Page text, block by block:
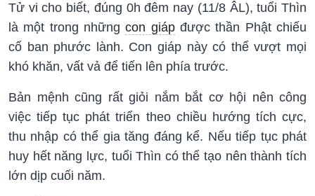
Tử vi cho biết, đúng 0h đêm nay (11/8 ÂL), tuổi Thìn
là một trong nhữngcon giápđược thần Phật chiếu
cố ban phước lành. Con giáp này có thể vượt mọi
khó khăn, vất vả để tiến lên phía trước.
Bản mệnh cũng rất giỏi nắm bắt cơ hội nên công
việc tiếp tục phát triển theo chiều hướng tích cực,
thu nhập có thể gia tăng đáng kể. Nếu tiếp tục phát
huy hết năng lực, tuổi Thìn có thể tạo nên thành tích
lớn dịp cuối năm.